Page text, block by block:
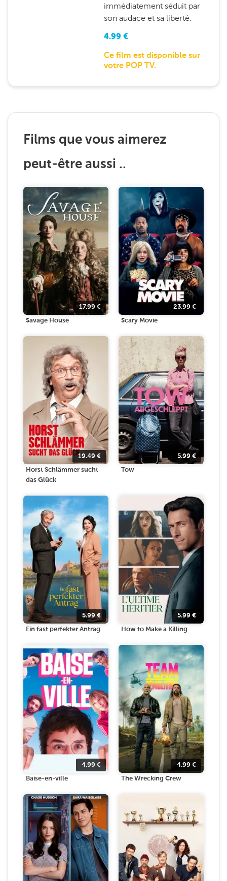
immédiatement séduit par
son audace et sa liberté.
4.99 €
Ce film est disponible sur
votre POP TV.
Films que vous aimerez
peut-être aussi ..
17.99 €
Savage House
23.99 €
Scary Movie
19.49 €
Horst Schlämmer sucht
das Glück
5.99 €
Tow
5.99 €
Ein fast perfekter Antrag
5.99 €
How to Make a Killing
4.99 €
Baise-en-ville
4.99 €
The Wrecking Crew